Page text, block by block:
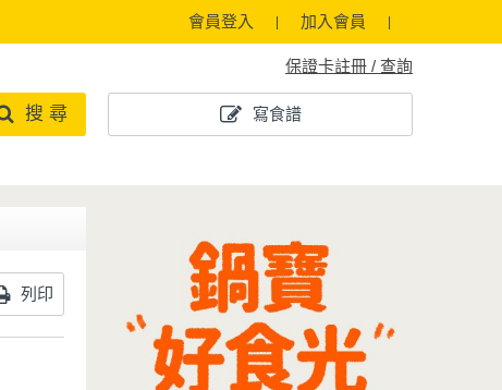
會員登入 加入會員
保證卡註冊 / 查詢
寫食譜
搜 尋
列印